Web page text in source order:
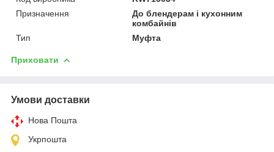
Призначення
До блендерам і кухонним
комбайнів
Тип
Муфта
Приховати
Умови доставки
Нова Пошта
Укрпошта